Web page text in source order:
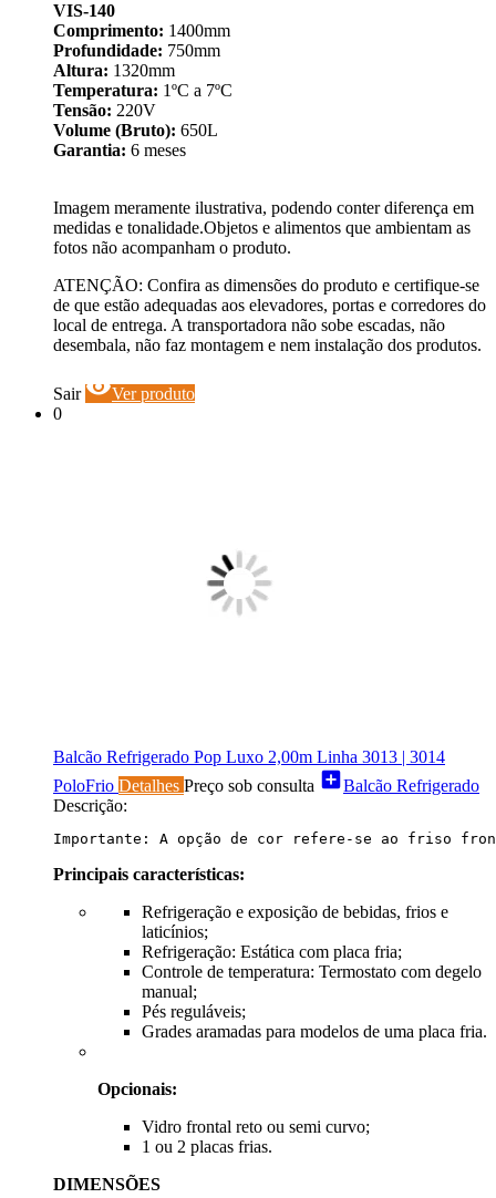
VIS-140
Comprimento: 1400mm
Profundidade: 750mm
Altura: 1320mm
Temperatura: 1ºC a 7ºC
Tensão: 220V
Volume (Bruto): 650L
Garantia: 6 meses
Imagem meramente ilustrativa, podendo conter diferença em
medidas e tonalidade.Objetos e alimentos que ambientam as
fotos não acompanham o produto.
ATENÇÃO: Confira as dimensões do produto e certifique-se
de que estão adequadas aos elevadores, portas e corredores do
local de entrega. A transportadora não sobe escadas, não
desembala, não faz montagem e nem instalação dos produtos.
Sair visibilityVer produto
0
Balcão Refrigerado Pop Luxo 2,00m Linha 3013 | 3014
PoloFrio Detalhes Preço sob consulta add_boxBalcão Refrigerado
Descrição:
Importante: A opção de cor refere-se ao friso
Principais características:
Refrigeração e exposição de bebidas, frios e
laticínios;
Refrigeração: Estática com placa fria;
Controle de temperatura: Termostato com degelo
manual;
Pés reguláveis;
Grades aramadas para modelos de uma placa fria.
Opcionais:
Vidro frontal reto ou semi curvo;
1 ou 2 placas frias.
DIMENSÕES